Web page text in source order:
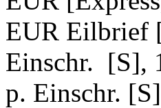
EUR Eilbrief
Einschr. [S],
p. Einschr.